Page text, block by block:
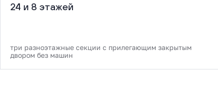
24 и 8 этажей
три разноэтажные секции с прилегающим закрытым
двором без машин